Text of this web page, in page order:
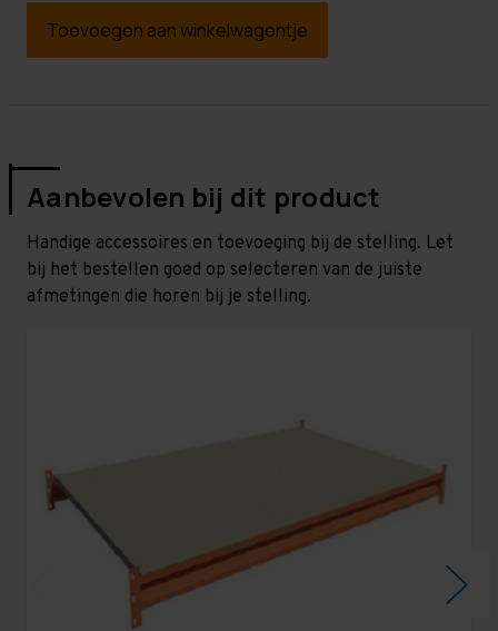
Toevoegen aan winkelwagentje
Aanbevolen bij dit product
Handige accessoires en toevoeging bij de stelling. Let
bij het bestellen goed op selecteren van de juiste
afmetingen die horen bij je stelling.